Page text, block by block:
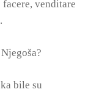
facere, venditare
bile su